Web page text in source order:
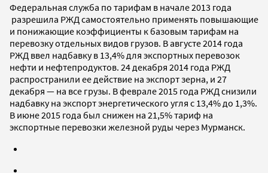
Федеральная служба по тарифам в начале 2013 года
разрешила РЖД самостоятельно применять повышающие
и понижающие коэффициенты к базовым тарифам на
перевозку отдельных видов грузов. В августе 2014 года
РЖД ввел надбавку в 13,4% для экспортных перевозок
нефти и нефтепродуктов. 24 декабря 2014 года РЖД
распространили ее действие на экспорт зерна, и 27
декабря — на все грузы. В феврале 2015 года РЖД снизили
надбавку на экспорт энергетического угля с 13,4% до 1,3%.
В июне 2015 года был снижен на 21,5% тариф на
экспортные перевозки железной руды через Мурманск.